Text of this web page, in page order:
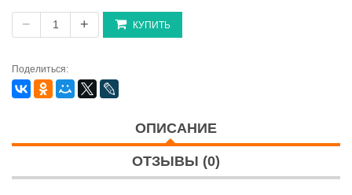
− + КУПИТЬ
Поделиться:
ОПИСАНИЕ
ОТЗЫВЫ (0)